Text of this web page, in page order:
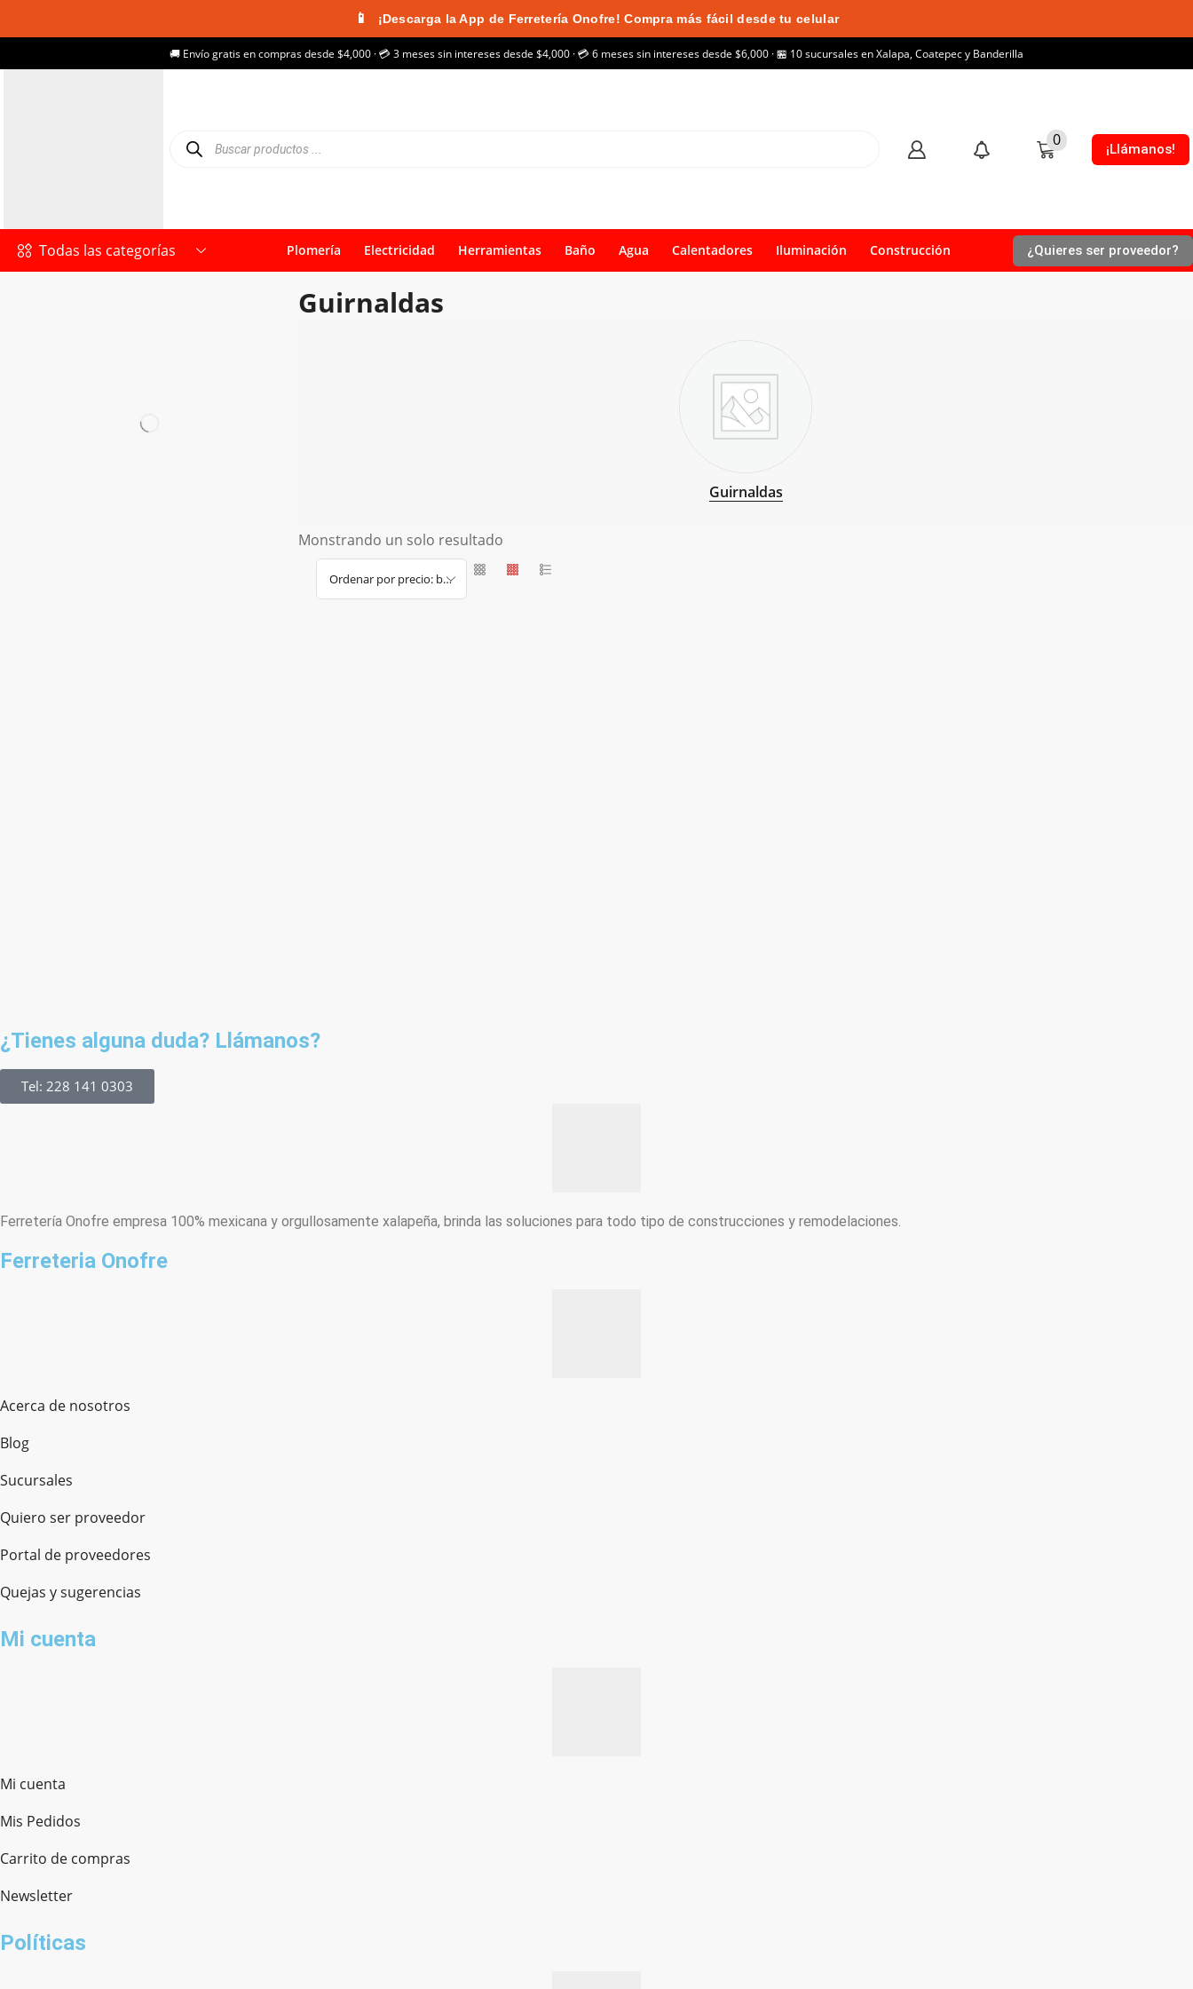
📱 ¡Descarga la App de Ferretería Onofre! Compra más fácil desde tu celular
🚚 Envío gratis en compras desde $4,000 · 💳 3 meses sin intereses desde $4,000 · 💳 6 meses sin intereses desde $6,000 · 🏪 10 sucursales en Xalapa, Coatepec y Banderilla
0 ¡Llámanos!
Todas las categorías Plomería Electricidad Herramientas Baño Agua Calentadores Iluminación Construcción ¿Quieres ser proveedor?
Guirnaldas
Guirnaldas
Monstrando un solo resultado
¿Tienes alguna duda? Llámanos?
Tel: 228 141 0303
Ferretería Onofre empresa 100% mexicana y orgullosamente xalapeña, brinda las soluciones para todo tipo de construcciones y remodelaciones.
Ferreteria Onofre
Acerca de nosotros
Blog
Sucursales
Quiero ser proveedor
Portal de proveedores
Quejas y sugerencias
Mi cuenta
Mi cuenta
Mis Pedidos
Carrito de compras
Newsletter
Políticas